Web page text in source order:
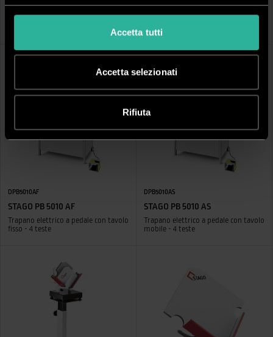
Accetta tutti
Accetta selezionati
Rifiuta
STAGO PB 2015 S4
Trapano a pedale meccanico - 2 teste
STAGO PB 2015 S6
Trapano elettrico a pedale - 2 teste
DPB5010AF
STAGO PB 5010 AF
Trapano elettrico a pedale con tavolo
fisso - 4 teste
DPB5010AS
STAGO PB 5010 AS
Trapano elettrico a pedale con tavolo
mobile - 4 teste